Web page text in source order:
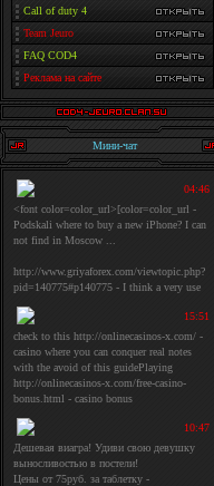
Call of duty 4
Team Jeuro
FAQ COD4
Реклама на сайте
Мини-чат